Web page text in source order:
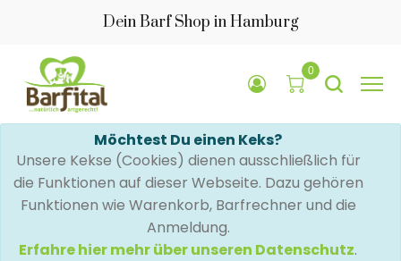
Dein Barf Shop in Hamburg
0
Möchtest Du einen Keks?
Unsere Kekse (Cookies) dienen ausschließlich für
die Funktionen auf dieser Webseite. Dazu gehören
Funktionen wie Warenkorb, Barfrechner und die
Anmeldung.
Erfahre hier mehr über unseren Datenschutz.